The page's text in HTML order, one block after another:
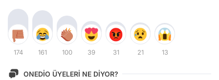
174 161 100 39 31 21 13
ONEDİO ÜYELERİ NE DİYOR?